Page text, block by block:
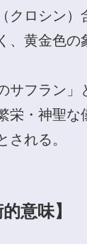
クロシン）
、黄金色の
サフラン」
栄・神聖な
される。
的意味】